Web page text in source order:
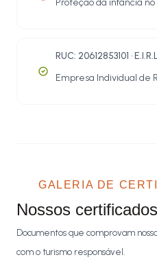
RUC: 20612853101 ·
Empresa Individual de
GALERIA DE
Nossos
Documentos que comprovam
com o turismo responsável.